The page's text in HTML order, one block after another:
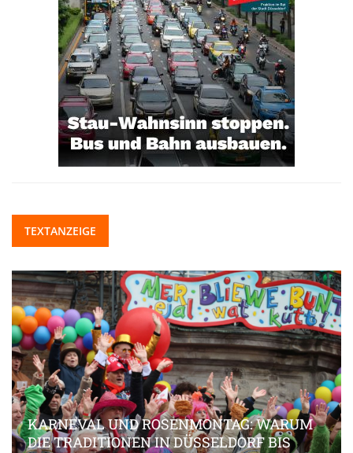
TEXTANZEIGE
KARNEVAL UND ROSENMONTAG: WARUM
DIE TRADITIONEN IN DÜSSELDORF BIS